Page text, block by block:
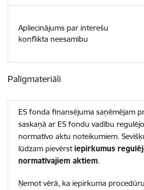
Apliecinājums par interešu
konflikta neesamību
Palīgmateriāli
ES fonda finansējuma saņēmējam
saskaņā ar ES fondu vadību
normatīvo aktu noteikumiem.
lūdzam pievērstiepirkumus
normatīvajiem aktiem.
Ņemot vērā, ka iepirkuma